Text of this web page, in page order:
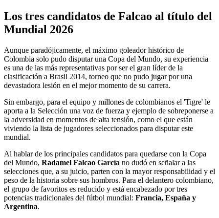
Los tres candidatos de Falcao al título del
Mundial 2026
Aunque paradójicamente, el máximo goleador histórico de
Colombia solo pudo disputar una Copa del Mundo, su experiencia
es una de las más representativas por ser el gran líder de la
clasificación a Brasil 2014, torneo que no pudo jugar por una
devastadora lesión en el mejor momento de su carrera.
Sin embargo, para el equipo y millones de colombianos el 'Tigre' le
aporta a la Selección una voz de fuerza y ejemplo de sobreponerse a
la adversidad en momentos de alta tensión, como el que están
viviendo la lista de jugadores seleccionados para disputar este
mundial.
Al hablar de los principales candidatos para quedarse con la Copa
del Mundo, Radamel Falcao García no dudó en señalar a las
selecciones que, a su juicio, parten con la mayor responsabilidad y el
peso de la historia sobre sus hombros. Para el delantero colombiano,
el grupo de favoritos es reducido y está encabezado por tres
potencias tradicionales del fútbol mundial: Francia, España y
Argentina.